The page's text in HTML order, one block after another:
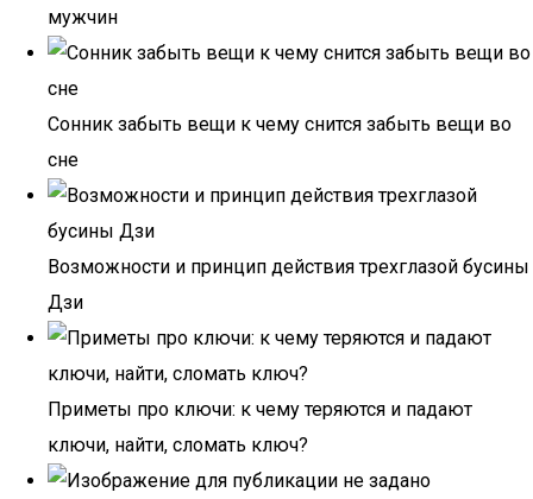
мужчин
Сонник забыть вещи к чему снится забыть вещи во
сне
Возможности и принцип действия трехглазой бусины
Дзи
Приметы про ключи: к чему теряются и падают
ключи, найти, сломать ключ?